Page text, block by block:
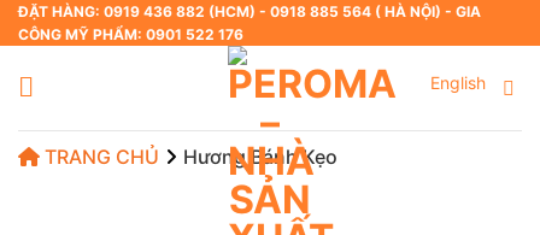
Skip
to
content
ĐẶT HÀNG: 0919 436 882 (HCM) - 0918 885 564 ( HÀ NỘI) - GIA
CÔNG MỸ PHẨM: 0901 522 176
English
TRANG CHỦ Hương Bánh Kẹo